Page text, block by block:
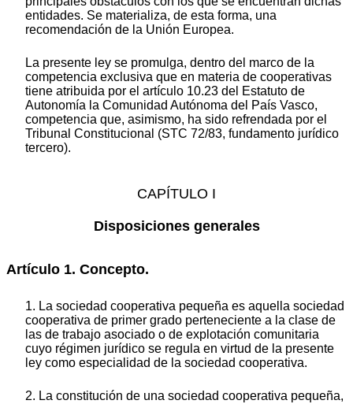
entidades. Se materializa, de esta forma, una
recomendación de la Unión Europea.
La presente ley se promulga, dentro del marco de la
competencia exclusiva que en materia de cooperativas
tiene atribuida por el artículo 10.23 del Estatuto de
Autonomía la Comunidad Autónoma del País Vasco,
competencia que, asimismo, ha sido refrendada por el
Tribunal Constitucional (STC 72/83, fundamento jurídico
tercero).
CAPÍTULO I
Disposiciones generales
Artículo 1. Concepto.
1. La sociedad cooperativa pequeña es aquella sociedad
cooperativa de primer grado perteneciente a la clase de
las de trabajo asociado o de explotación comunitaria
cuyo régimen jurídico se regula en virtud de la presente
ley como especialidad de la sociedad cooperativa.
2. La constitución de una sociedad cooperativa pequeña,